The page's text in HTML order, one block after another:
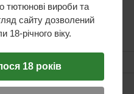
тютюнові вироби та
сайту дозволений
18-річного віку.
18 років